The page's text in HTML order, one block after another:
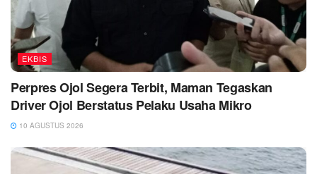
EKBIS
Perpres Ojol Segera Terbit, Maman Tegaskan
Driver Ojol Berstatus Pelaku Usaha Mikro
10 AGUSTUS 2026